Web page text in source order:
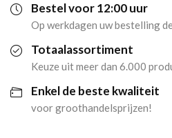
Bestel voor 12:00 uur
Op werkdagen uw bestelling
Totaalassortiment
Keuze uit meer dan 6.000
Enkel de beste kwaliteit
voor groothandelsprijzen!